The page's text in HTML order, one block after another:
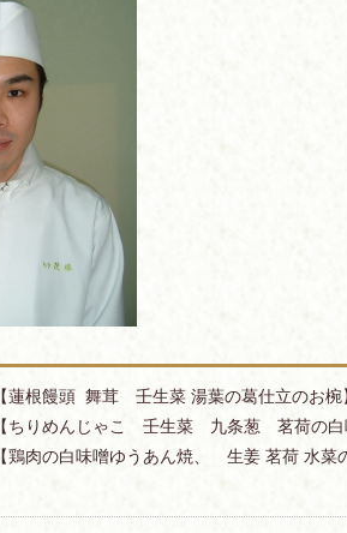
【蓮根饅頭 舞茸 壬生菜 湯葉の葛仕立のお椀
【ちりめんじゃこ 壬生菜 九条葱 茗荷の白
【鶏肉の白味噌ゆうあん焼、 生姜 茗荷 水菜